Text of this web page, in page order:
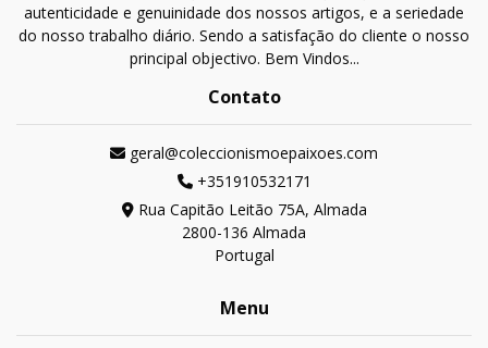
autenticidade e genuinidade dos nossos artigos, e a seriedade
do nosso trabalho diário. Sendo a satisfação do cliente o nosso
principal objectivo. Bem Vindos...
Contato
geral@coleccionismoepaixoes.com
+351910532171
Rua Capitão Leitão 75A, Almada
2800-136 Almada
Portugal
Menu